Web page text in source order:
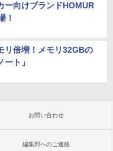
ー向けブランドHOMUR
！
リ倍増！メモリ32GBの
ート」
お問い合わせ
編集部へのご連絡